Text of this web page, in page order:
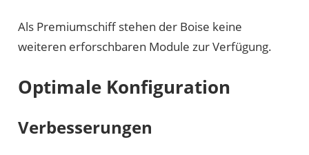
Als Premiumschiff stehen der Boise keine
weiteren erforschbaren Module zur Verfügung.
Optimale Konfiguration
Verbesserungen